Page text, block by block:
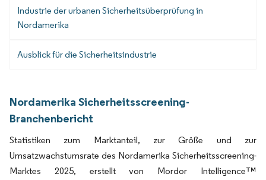
Industrie der urbanen Sicherheitsüberprüfung in
Nordamerika
Ausblick für die Sicherheitsindustrie
Nordamerika Sicherheitsscreening-
Branchenbericht
Statistiken zum Marktanteil, zur Größe und zur
Umsatzwachstumsrate des Nordamerika Sicherheitsscreening-
Marktes 2025, erstellt von Mordor Intelligence™